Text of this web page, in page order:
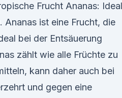
Frucht Ananas: Ideal
Ananas ist eine Frucht, die
bei der Entsäuerung
zählt wie alle Früchte zu
kann daher auch bei
und gegen eine